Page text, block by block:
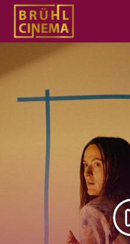
Zum Hauptinhalt springen